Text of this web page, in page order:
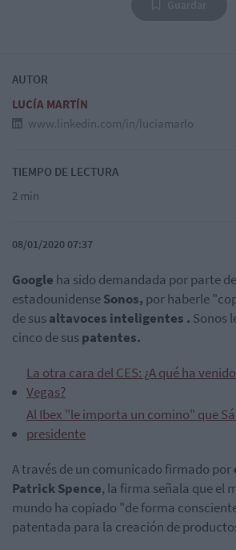
AUTOR
LUCÍA MARTÍN
www.linkedin.com/in/luciamarlo
TIEMPO DE LECTURA
2 min
08/01/2020 07:37
Google ha sido demandada por parte
estadounidenseSonos, por haberle
de susaltavoces inteligentes . Sonos
cinco de suspatentes.
La otra cara del CES: ¿A qué ha
Vegas?
Al Ibex "le importa un comino" que
presidente
A través de un comunicado firmado por
Patrick Spence, la firma señala que el
mundo ha copiado "de forma
patentada para la creación de